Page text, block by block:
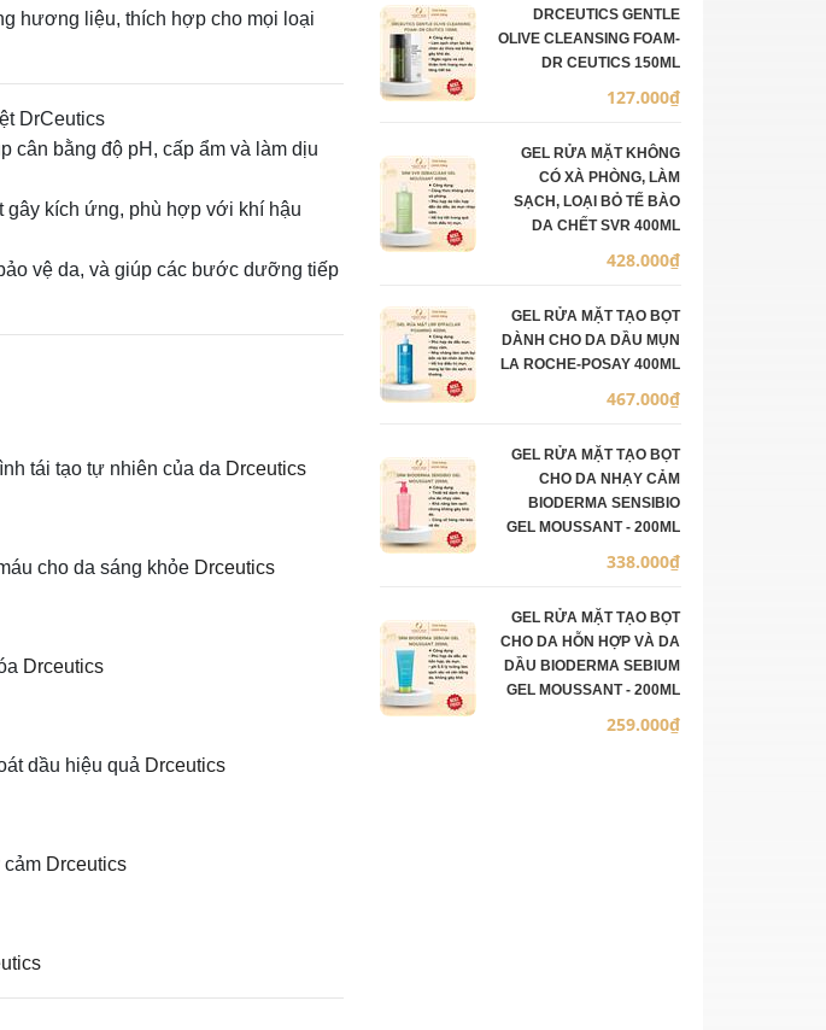
hương liệu, thích hợp cho mọi loại
DrCeutics
cân bằng độ pH, cấp ẩm và làm dịu
gây kích ứng, phù hợp với khí hậu
vệ da, và giúp các bước dưỡng tiếp
tái tạo tự nhiên của da Drceutics
cho da sáng khỏe Drceutics
Drceutics
dầu hiệu quả Drceutics
cảm Drceutics
DRCEUTICS GENTLE
OLIVE CLEANSING FOAM-
DR CEUTICS 150ML
127.000₫
GEL RỬA MẶT KHÔNG
CÓ XÀ PHÒNG, LÀM
SẠCH, LOẠI BỎ TẾ BÀO
DA CHẾT SVR 400ML
428.000₫
GEL RỬA MẶT TẠO BỌT
DÀNH CHO DA DẦU MỤN
LA ROCHE-POSAY 400ML
467.000₫
GEL RỬA MẶT TẠO BỌT
CHO DA NHẠY CẢM
BIODERMA SENSIBIO
GEL MOUSSANT - 200ML
338.000₫
GEL RỬA MẶT TẠO BỌT
CHO DA HỖN HỢP VÀ DA
DẦU BIODERMA SEBIUM
GEL MOUSSANT - 200ML
259.000₫